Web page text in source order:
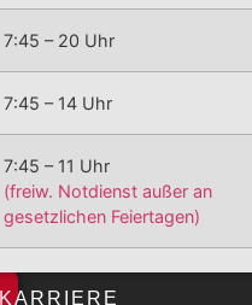
7:45 – 20 Uhr
7:45 – 14 Uhr
7:45 – 11 Uhr
(freiw. Notdienst außer an
gesetzlichen Feiertagen)
KARRIERE